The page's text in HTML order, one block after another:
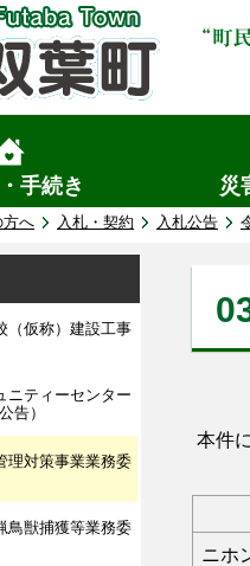
手続き 災
方へ 入札・契約 入札公告
（仮称）建設工事
ニティーセンター
告）
理対策事業業務委
鳥獣捕獲等業務委
本件
ニホ